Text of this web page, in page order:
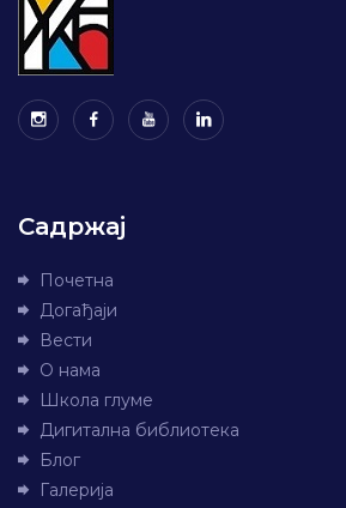
Садржај
Почетна
Догађаји
Вести
О нама
Школа глуме
Дигитална библиотека
Блог
Галерија